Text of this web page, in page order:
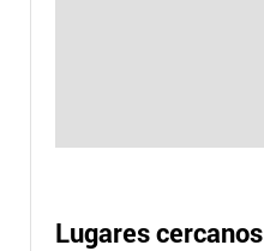
Lugares cercanos